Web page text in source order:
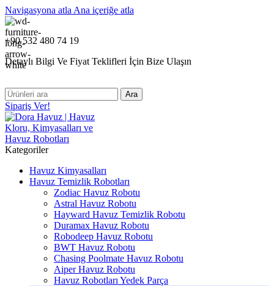
Navigasyona atla Ana içeriğe atla
+90 532 480 74 19
Detaylı Bilgi Ve Fiyat Teklifleri İçin Bize Ulaşın
Ara
Sipariş Ver!
Kategoriler
Havuz Kimyasalları
Havuz Temizlik Robotları
Zodiac Havuz Robotu
Astral Havuz Robotu
Hayward Havuz Temizlik Robotu
Duramax Havuz Robotu
Robodeep Havuz Robotu
BWT Havuz Robotu
Chasing Poolmate Havuz Robotu
Aiper Havuz Robotu
Havuz Robotları Yedek Parça